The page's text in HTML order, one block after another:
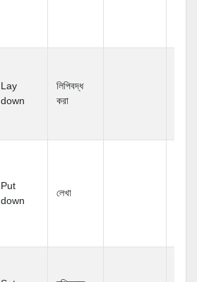
Lay
down
লিপিবদ্ধ
করা
Put
down
লেখা